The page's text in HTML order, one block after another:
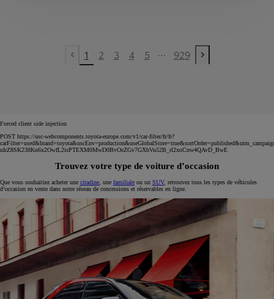
Previous page
1 2 3 4 5 ... 929
Next page
Forced client side injection
POST https://usc-webcomponents.toyota-europe.com/v1/car-filter/fr/fr?
uIrZ8SK238Kn6x2OwfL2isPTEXM0MwD0BvOsZGv7GXbVu52B_rl2xoCnw4QAvD_BwE
Trouvez votre type de voiture d’occasion
Que vous souhaitiez acheter une citadine , une familiale ou un SUV, retrouvez tous les types de véhicules
d’occasion en vente dans notre réseau de concessions et réservables en ligne.